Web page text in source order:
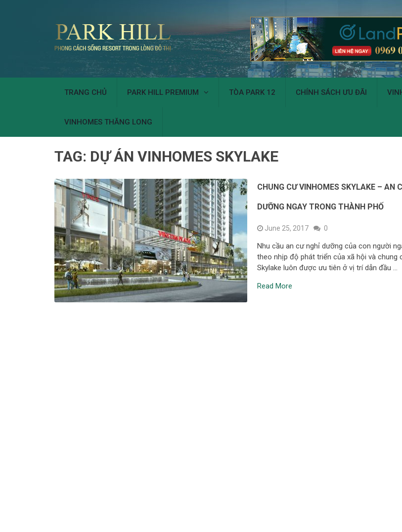
TRANG CHỦ PARK HILL PREMIUM TÒA PARK 12 CHÍNH SÁCH ƯU ĐÃI
VINHOMES THĂNG LONG
TAG: DỰ ÁN VINHOMES SKYLAKE
CHUNG CƯ VINHOMES SKYLAKE – AN
DƯỠNG NGAY TRONG THÀNH PHỐ
June 25, 2017 0
Nhu cầu an cư nghỉ dưỡng của con người
theo nhịp độ phát triển của xã hội và chung
Skylake luôn được ưu tiên ở vị trí dẫn đầu …
Read More